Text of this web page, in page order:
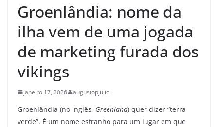
Groenlândia: nome da
ilha vem de uma jogada
de marketing furada dos
vikings
janeiro 17, 2026 augustopjulio
Groenlândia (no inglês, Greenland) quer dizer “terra
verde”. É um nome estranho para um lugar em que